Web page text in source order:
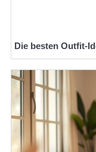
Die besten Outfit-